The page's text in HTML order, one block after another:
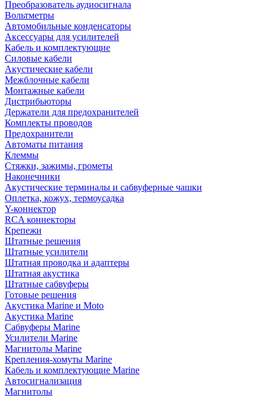
Преобразователь аудиосигнала
Вольтметры
Автомобильные конденсаторы
Аксессуары для усилителей
Кабель и комплектующие
Силовые кабели
Акустические кабели
Межблочные кабели
Монтажные кабели
Дистрибьюторы
Держатели для предохранителей
Комплекты проводов
Предохранители
Автоматы питания
Клеммы
Стяжки, зажимы, грометы
Наконечники
Акустические терминалы и сабвуферные чашки
Оплетка, кожух, термоусадка
Y-коннектор
RCA коннекторы
Крепежи
Штатные решения
Штатные усилители
Штатная проводка и адаптеры
Штатная акустика
Штатные сабвуферы
Готовые решения
Акустика Marine и Moto
Акустика Marine
Сабвуферы Marine
Усилители Marine
Магнитолы Marine
Крепления-хомуты Marine
Кабель и комплектующие Marine
Автосигнализация
Магнитолы